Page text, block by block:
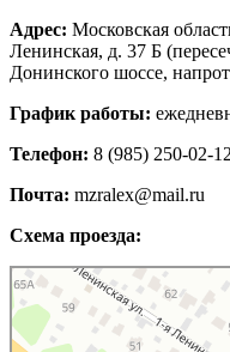
Адрес: Московская
Ленинская, д. 37 Б
Донинского шоссе,
График работы:
Телефон: 8 (985) 250-02-12
Почта: mzralex@mail.ru
Схема проезда:
Яндекс Карты
Яндекс Карты — транспорт,